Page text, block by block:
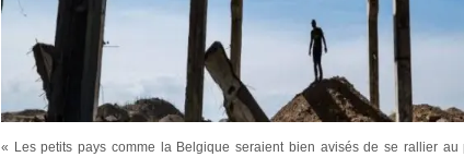
« Les petits pays comme la Belgique seraient bien avisés de se rallier au